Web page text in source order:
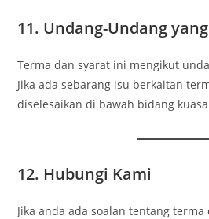
11. Undang-Undang
Terma dan syarat ini mengikut
Jika ada sebarang isu berkaitan
diselesaikan di bawah bidang
12. Hubungi Kami
Jika anda ada soalan tentang